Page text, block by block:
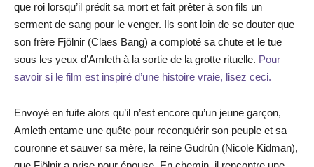
que roi lorsqu’il prédit sa mort et fait prêter à son fils un
serment de sang pour le venger. Ils sont loin de se douter que
son frère Fjölnir (Claes Bang) a comploté sa chute et le tue
sous les yeux d’Amleth à la sortie de la grotte rituelle. Pour
savoir si le film est inspiré d’une histoire vraie, lisez ceci.
Envoyé en fuite alors qu’il n’est encore qu’un jeune garçon,
Amleth entame une quête pour reconquérir son peuple et sa
couronne et sauver sa mère, la reine Gudrún (Nicole Kidman),